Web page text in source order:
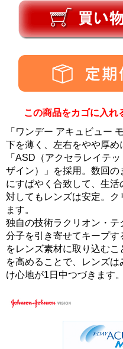
この商品をカゴに入れ
「ワンデー アキュビュー
下を薄く、左右をやや厚
「ASD（アクセラレイテ
ザイン）」を採用。数回
にすばやく合致して、生
対してもレンズは安定。
ます。
独自の技術ラクリオン・
分子を引き寄せてキープす
をレンズ素材に取り込む
を高めることで、レンズ
け心地が1日中つづきます。